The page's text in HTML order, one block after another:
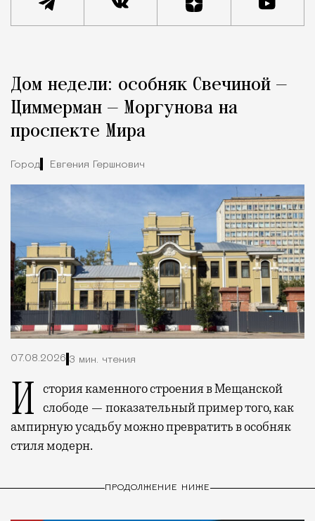
Город
Дом недели: особняк Свечиной —
Циммерман — Моргунова на
проспекте Мира
Город Евгения Гершкович
07.08.2026 3 мин. чтения
История каменного строения в Мещанской слободе — показательный пример того, как
ампирную усадьбу можно превратить в особняк
стиля модерн.
ПРОДОЛЖЕНИЕ НИЖЕ